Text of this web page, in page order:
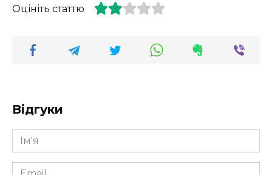
Оцініть статтю
Відгуки
Ім'я
*
Email